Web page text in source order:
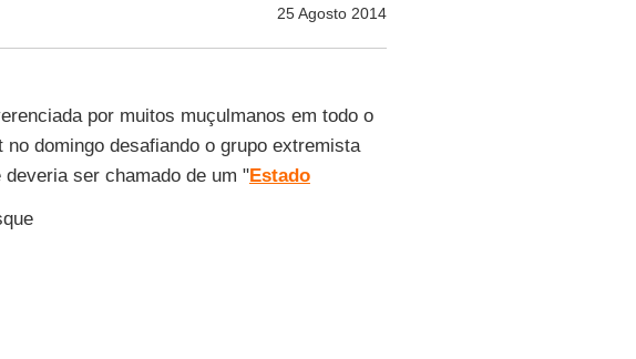
25 Agosto 2014
por muitos muçulmanos em todo o
domingo desafiando o grupo extremista
ser chamado de um "Estado